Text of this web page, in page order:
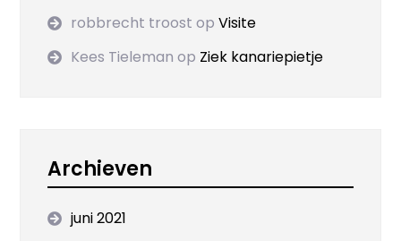
robbrecht troost opVisite
Kees Tieleman op Ziek kanariepietje
Archieven
juni 2021